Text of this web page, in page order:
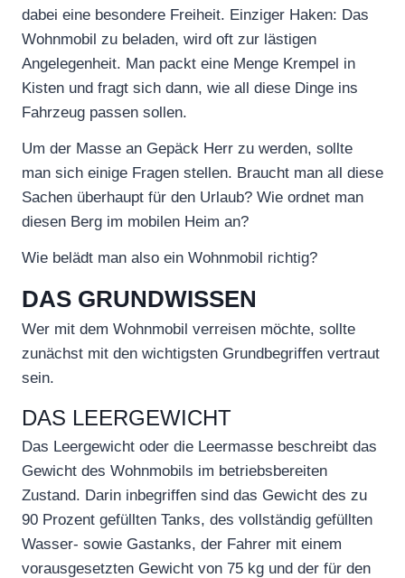
dabei eine besondere Freiheit. Einziger Haken: Das
Wohnmobil zu beladen, wird oft zur lästigen
Angelegenheit. Man packt eine Menge Krempel in
Kisten und fragt sich dann, wie all diese Dinge ins
Fahrzeug passen sollen.
Um der Masse an Gepäck Herr zu werden, sollte
man sich einige Fragen stellen. Braucht man all diese
Sachen überhaupt für den Urlaub? Wie ordnet man
diesen Berg im mobilen Heim an?
Wie belädt man also ein Wohnmobil richtig?
DAS GRUNDWISSEN
Wer mit dem Wohnmobil verreisen möchte, sollte
zunächst mit den wichtigsten Grundbegriffen vertraut
sein.
DAS LEERGEWICHT
Das Leergewicht oder die Leermasse beschreibt das
Gewicht des Wohnmobils im betriebsbereiten
Zustand. Darin inbegriffen sind das Gewicht des zu
90 Prozent gefüllten Tanks, des vollständig gefüllten
Wasser- sowie Gastanks, der Fahrer mit einem
vorausgesetzten Gewicht von 75 kg und der für den